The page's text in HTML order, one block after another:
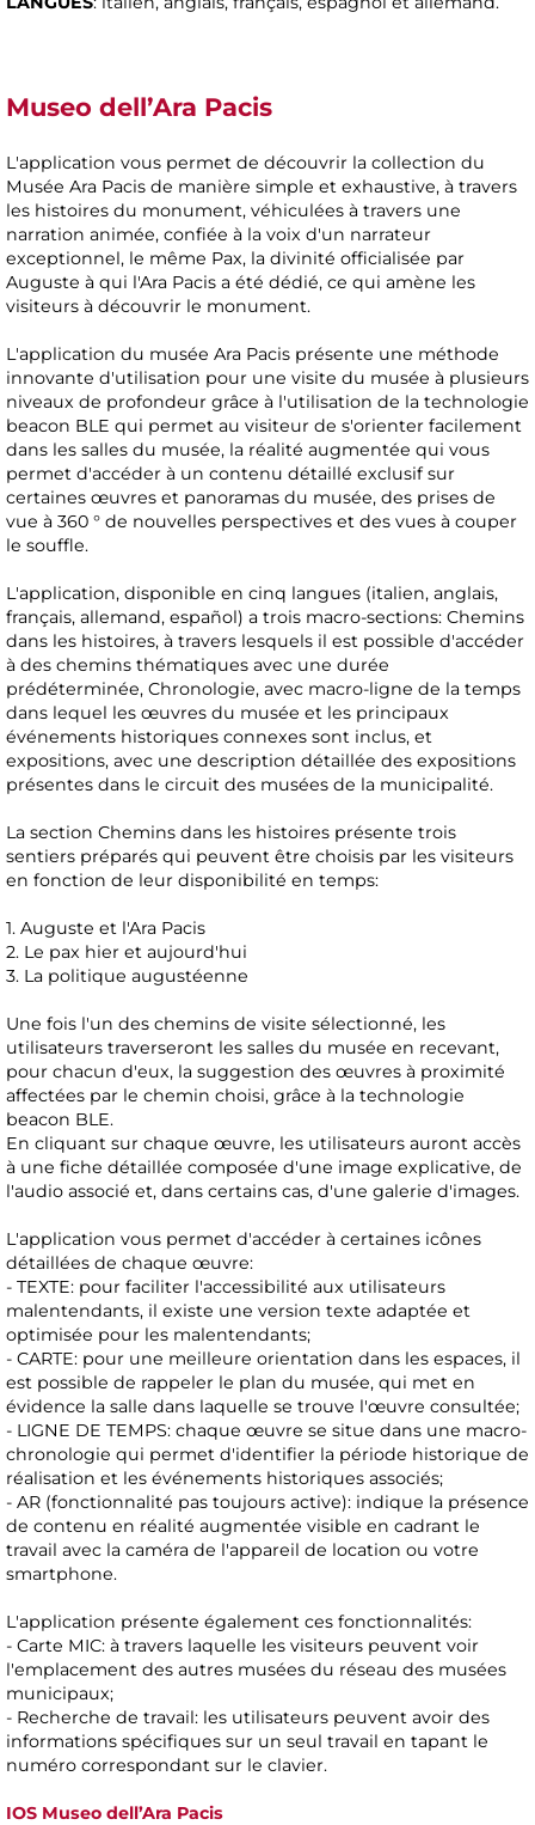
Museo dell’Ara Pacis
L'application vous permet de découvrir la collection du
Musée Ara Pacis de manière simple et exhaustive, à travers
les histoires du monument, véhiculées à travers une
narration animée, confiée à la voix d'un narrateur
exceptionnel, le même Pax, la divinité officialisée par
Auguste à qui l'Ara Pacis a été dédié, ce qui amène les
visiteurs à découvrir le monument.
L'application du musée Ara Pacis présente une méthode
innovante d'utilisation pour une visite du musée à plusieurs
niveaux de profondeur grâce à l'utilisation de la technologie
beacon BLE qui permet au visiteur de s'orienter facilement
dans les salles du musée, la réalité augmentée qui vous
permet d'accéder à un contenu détaillé exclusif sur
certaines œuvres et panoramas du musée, des prises de
vue à 360 ° de nouvelles perspectives et des vues à couper
le souffle.
L'application, disponible en cinq langues (italien, anglais,
français, allemand, español) a trois macro-sections: Chemins
dans les histoires, à travers lesquels il est possible d'accéder
à des chemins thématiques avec une durée
prédéterminée, Chronologie, avec macro-ligne de la temps
dans lequel les œuvres du musée et les principaux
événements historiques connexes sont inclus, et
expositions, avec une description détaillée des expositions
présentes dans le circuit des musées de la municipalité.
La section Chemins dans les histoires présente trois
sentiers préparés qui peuvent être choisis par les visiteurs
en fonction de leur disponibilité en temps:
1. Auguste et l'Ara Pacis
2. Le pax hier et aujourd'hui
3. La politique augustéenne
Une fois l'un des chemins de visite sélectionné, les
utilisateurs traverseront les salles du musée en recevant,
pour chacun d'eux, la suggestion des œuvres à proximité
affectées par le chemin choisi, grâce à la technologie
beacon BLE.
En cliquant sur chaque œuvre, les utilisateurs auront accès
à une fiche détaillée composée d'une image explicative, de
l'audio associé et, dans certains cas, d'une galerie d'images.
L'application vous permet d'accéder à certaines icônes
détaillées de chaque œuvre:
- TEXTE: pour faciliter l'accessibilité aux utilisateurs
malentendants, il existe une version texte adaptée et
optimisée pour les malentendants;
- CARTE: pour une meilleure orientation dans les espaces, il
est possible de rappeler le plan du musée, qui met en
évidence la salle dans laquelle se trouve l'œuvre consultée;
- LIGNE DE TEMPS: chaque œuvre se situe dans une macro-
chronologie qui permet d'identifier la période historique de
réalisation et les événements historiques associés;
- AR (fonctionnalité pas toujours active): indique la présence
de contenu en réalité augmentée visible en cadrant le
travail avec la caméra de l'appareil de location ou votre
smartphone.
L'application présente également ces fonctionnalités:
- Carte MIC: à travers laquelle les visiteurs peuvent voir
l'emplacement des autres musées du réseau des musées
municipaux;
- Recherche de travail: les utilisateurs peuvent avoir des
informations spécifiques sur un seul travail en tapant le
numéro correspondant sur le clavier.
IOS Museo dell’Ara Pacis